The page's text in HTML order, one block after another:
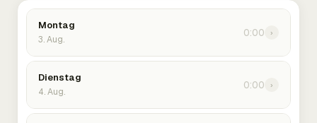
Montag
3. Aug.
0:00 ›
Dienstag
4. Aug.
0:00 ›